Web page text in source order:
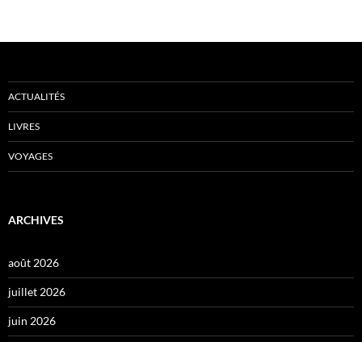
ACTUALITÉS
LIVRES
VOYAGES
ARCHIVES
août 2026
juillet 2026
juin 2026